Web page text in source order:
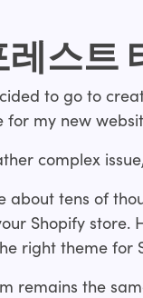
레스트
to go to
my new
complex
about tens of
Shopify store.
right theme for
remains the